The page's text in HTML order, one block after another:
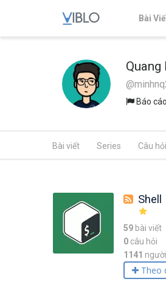
Bài
Quang
Báo cáo
Bài viết Series Câu hỏi
Shell
59 bài viết
0 câu hỏi
1141
Theo